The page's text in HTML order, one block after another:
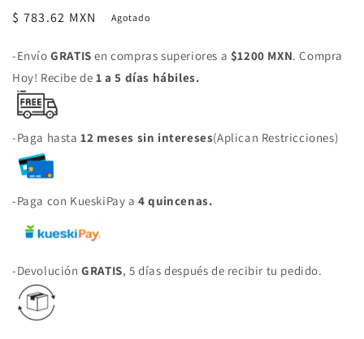
Precio
$ 783.62 MXN Agotado
-EnvíoGRATIS en compras superiores a $1200 MXN. Compra
Hoy! Recibe de 1 a 5 días hábiles.
-Paga hasta12 meses sin intereses(Aplican Restricciones)
-Paga con KueskiPay a4 quincenas.
-DevoluciónGRATIS, 5 días después de recibir tu pedido.